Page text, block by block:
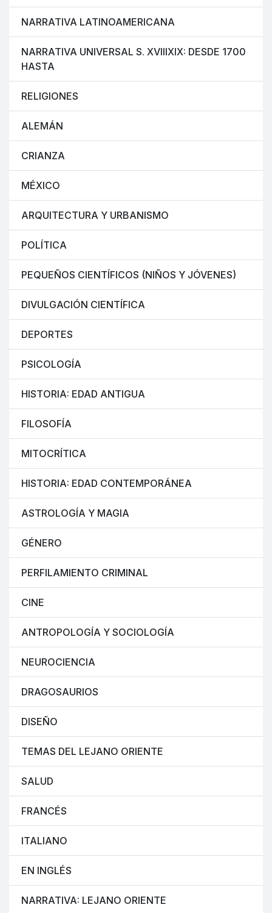
NARRATIVA LATINOAMERICANA
NARRATIVA UNIVERSAL S. XVIIIXIX: DESDE 1700
HASTA
RELIGIONES
ALEMÁN
CRIANZA
MÉXICO
ARQUITECTURA Y URBANISMO
POLÍTICA
PEQUEÑOS CIENTÍFICOS (NIÑOS Y JÓVENES)
DIVULGACIÓN CIENTÍFICA
DEPORTES
PSICOLOGÍA
HISTORIA: EDAD ANTIGUA
FILOSOFÍA
MITOCRÍTICA
HISTORIA: EDAD CONTEMPORÁNEA
ASTROLOGÍA Y MAGIA
GÉNERO
PERFILAMIENTO CRIMINAL
CINE
ANTROPOLOGÍA Y SOCIOLOGÍA
NEUROCIENCIA
DRAGOSAURIOS
DISEÑO
TEMAS DEL LEJANO ORIENTE
SALUD
FRANCÉS
ITALIANO
EN INGLÉS
NARRATIVA: LEJANO ORIENTE